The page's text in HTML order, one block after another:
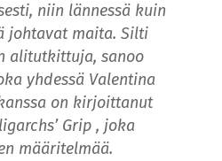
niin lännessä kuin
johtavat maita. Silti
alitutkittuja, sanoo
yhdessä Valentina
on kirjoittanut
Grip , joka
määritelmää.